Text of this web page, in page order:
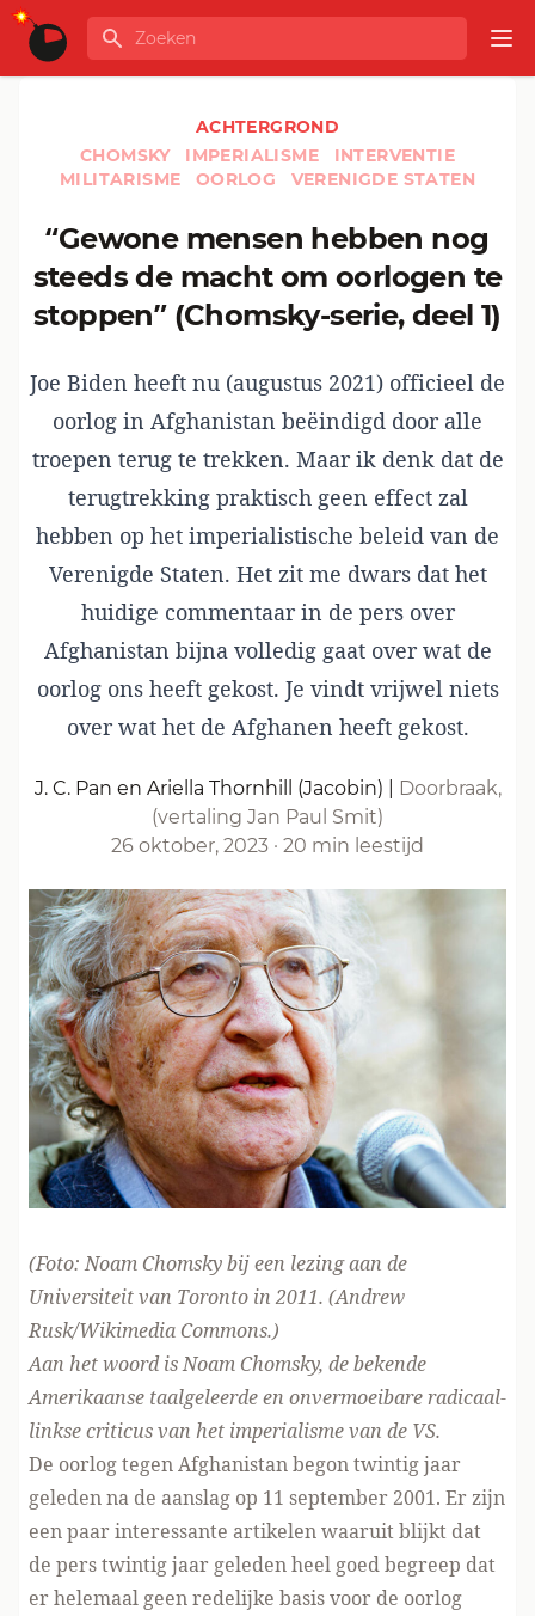
Ga naar de inhoud
GLOBALINFO
Zoeken
ACHTERGROND
CHOMSKY
IMPERIALISME
INTERVENTIE
MILITARISME
OORLOG VERENIGDE STATEN
“Gewone mensen hebben nog
steeds de macht om oorlogen te
stoppen” (Chomsky-serie, deel 1)
Joe Biden heeft nu (augustus 2021) officieel de
oorlog in Afghanistan beëindigd door alle
troepen terug te trekken. Maar ik denk dat de
terugtrekking praktisch geen effect zal
hebben op het imperialistische beleid van de
Verenigde Staten. Het zit me dwars dat het
huidige commentaar in de pers over
Afghanistan bijna volledig gaat over wat de
oorlog ons heeft gekost. Je vindt vrijwel niets
over wat het de Afghanen heeft gekost.
J. C. Pan en Ariella Thornhill (Jacobin)
Doorbraak,
(vertaling Jan Paul Smit)
26 oktober, 2023 · 20 min leestijd
(Foto: Noam Chomsky bij een lezing aan de
Universiteit van Toronto in 2011. (Andrew
Rusk/Wikimedia Commons.)
Aan het woord is Noam Chomsky, de bekende
Amerikaanse taalgeleerde en onvermoeibare radicaal-
linkse criticus van het imperialisme van de VS.
De oorlog tegen Afghanistan begon twintig jaar
geleden na de aanslag op 11 september 2001. Er zijn
een paar interessante artikelen waaruit blijkt dat
de pers twintig jaar geleden heel goed begreep dat
er helemaal geen redelijke basis voor de oorlog